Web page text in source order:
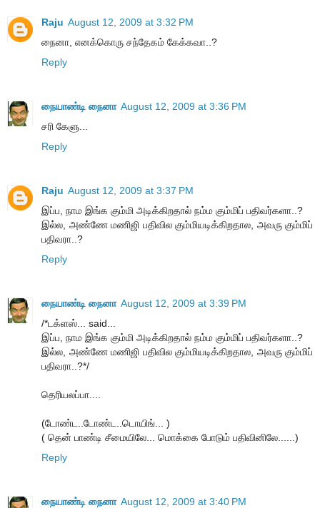
Raju August 12, 2009 at 3:32 PM
நைனா, எனக்கொரு சந்தேகம் கேக்கவா..?
Reply
நையாண்டி நைனா August 12, 2009 at 3:36 PM
சரி கேளு...
Reply
Raju August 12, 2009 at 3:37 PM
இப்ப, நாம இங்க கும்மி அடிக்கிறதால் நம்ம கும்மிப் பதிவர்களா..?
இல்ல, அண்ணே மணிஜி பதிவில கும்மியடிக்கிறதால, அவரு கும்மிப்
பதிவரா..?
Reply
நையாண்டி நைனா August 12, 2009 at 3:39 PM
/*டக்ளஸ்... said...
இப்ப, நாம இங்க கும்மி அடிக்கிறதால் நம்ம கும்மிப் பதிவர்களா..?
இல்ல, அண்ணே மணிஜி பதிவில கும்மியடிக்கிறதால, அவரு கும்மிப்
பதிவரா..?*/
தெரியலப்பா....
(டோண்ட..டோண்ட..டொயிங்... )
( தென் பாண்டி சீமையிலே... மொக்கை போடும் பதிவினிலே......)
Reply
நையாண்டி நைனா August 12, 2009 at 3:40 PM